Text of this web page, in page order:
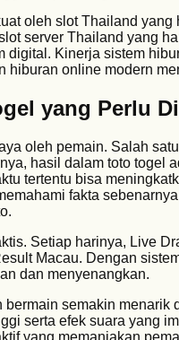
oleh slot Thailand
server Thailand yang
Kinerja sistem
online modern
yang Perlu
oleh pemain. Salah
hasil dalam toto togel
tertentu bisa
fakta
Setiap harinya, Live
Macau. Dengan
dan menyenangkan.
semakin menarik
serta efek suara yang
yang memanjakan